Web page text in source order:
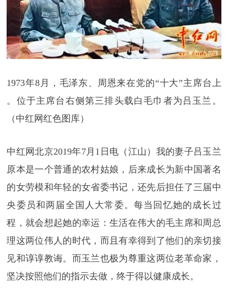
1973年8月，毛泽东、周恩来在党的“十大”主席台上
。位于主席台右侧第三排头载白毛巾者为吕玉兰。
（中红网红色图库）
中红网北京2019年7月1日电（江山）我的妻子吕玉兰
原本是一个普通的农村姑娘，后来成长为新中国著名
的女劳模和年轻的女省委书记，还先后担任了三届中
央委员和两届全国人大常委。每当回忆她的成长过
程，就会想起她的幸运：生活在伟大的毛主席和周总
理这两位伟人的时代，而且有幸得到了他们的亲切接
见和谆谆教诲。而玉兰也极为尊重这两位老革命家，
坚决按照他们的指示去做，终于得以健康成长。